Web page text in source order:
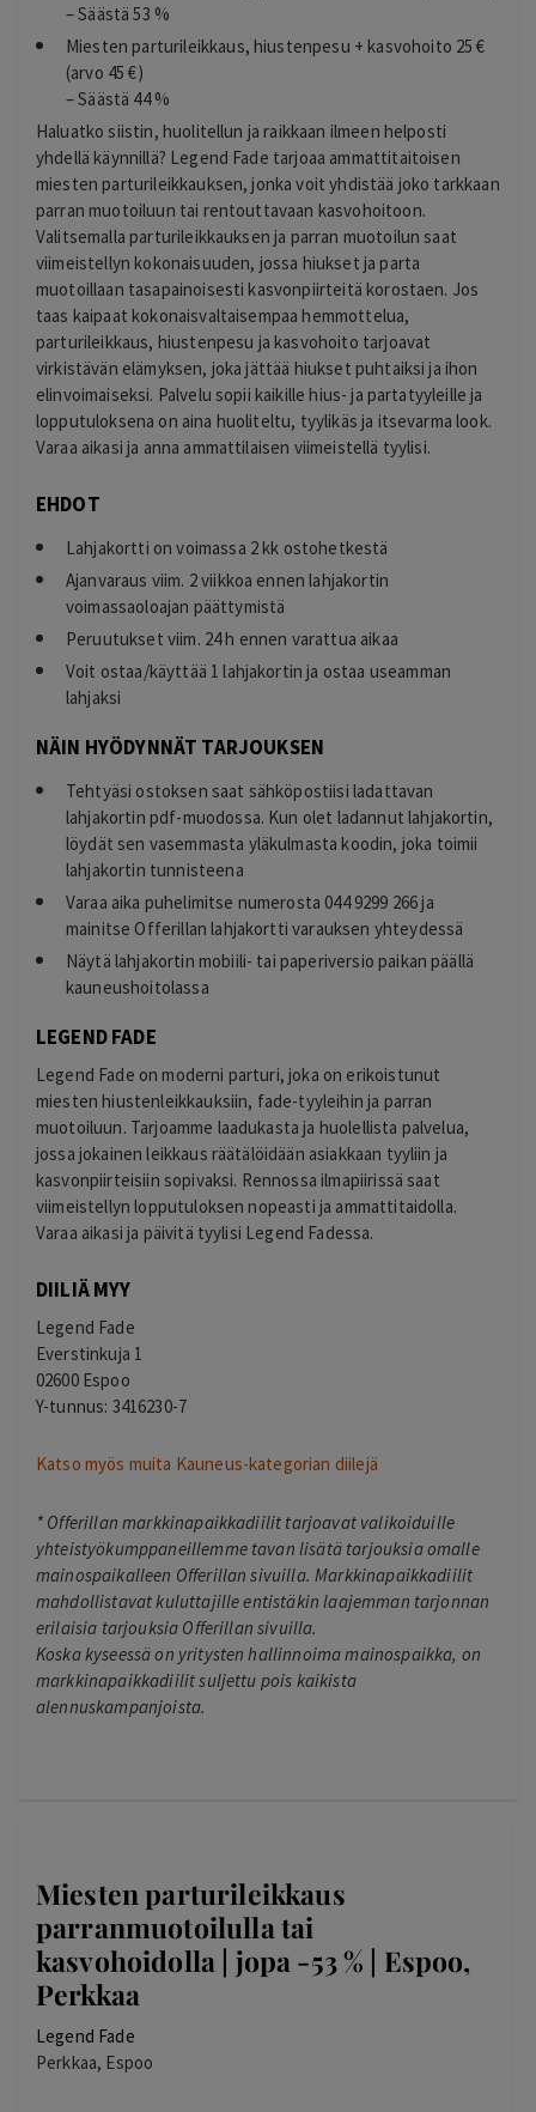
– Säästä 53 %
Miesten parturileikkaus, hiustenpesu + kasvohoito 25 €
(arvo 45 €)
– Säästä 44 %
Haluatko siistin, huolitellun ja raikkaan ilmeen helposti
yhdellä käynnillä? Legend Fade tarjoaa ammattitaitoisen
miesten parturileikkauksen, jonka voit yhdistää joko tarkkaan
parran muotoiluun tai rentouttavaan kasvohoitoon.
Valitsemalla parturileikkauksen ja parran muotoilun saat
viimeistellyn kokonaisuuden, jossa hiukset ja parta
muotoillaan tasapainoisesti kasvonpiirteitä korostaen. Jos
taas kaipaat kokonaisvaltaisempaa hemmottelua,
parturileikkaus, hiustenpesu ja kasvohoito tarjoavat
virkistävän elämyksen, joka jättää hiukset puhtaiksi ja ihon
elinvoimaiseksi. Palvelu sopii kaikille hius- ja partatyyleille ja
lopputuloksena on aina huoliteltu, tyylikäs ja itsevarma look.
Varaa aikasi ja anna ammattilaisen viimeistellä tyylisi.
EHDOT
Lahjakortti on voimassa 2 kk ostohetkestä
Ajanvaraus viim. 2 viikkoa ennen lahjakortin
voimassaoloajan päättymistä
Peruutukset viim. 24 h ennen varattua aikaa
Voit ostaa/käyttää 1 lahjakortin ja ostaa useamman
lahjaksi
NÄIN HYÖDYNNÄT TARJOUKSEN
Tehtyäsi ostoksen saat sähköpostiisi ladattavan
lahjakortin pdf-muodossa. Kun olet ladannut lahjakortin,
löydät sen vasemmasta yläkulmasta koodin, joka toimii
lahjakortin tunnisteena
Varaa aika puhelimitse numerosta 044 9299 266 ja
mainitse Offerillan lahjakortti varauksen yhteydessä
Näytä lahjakortin mobiili- tai paperiversio paikan päällä
kauneushoitolassa
LEGEND FADE
Legend Fade on moderni parturi, joka on erikoistunut
miesten hiustenleikkauksiin, fade-tyyleihin ja parran
muotoiluun. Tarjoamme laadukasta ja huolellista palvelua,
jossa jokainen leikkaus räätälöidään asiakkaan tyyliin ja
kasvonpiirteisiin sopivaksi. Rennossa ilmapiirissä saat
viimeistellyn lopputuloksen nopeasti ja ammattitaidolla.
Varaa aikasi ja päivitä tyylisi Legend Fadessa.
DIILIÄ MYY
Legend Fade
Everstinkuja 1
02600 Espoo
Y-tunnus: 3416230-7
Katso myös muita Kauneus-kategorian diilejä
* Offerillan markkinapaikkadiilit tarjoavat valikoiduille
yhteistyökumppaneillemme tavan lisätä tarjouksia omalle
mainospaikalleen Offerillan sivuilla. Markkinapaikkadiilit
mahdollistavat kuluttajille entistäkin laajemman tarjonnan
erilaisia tarjouksia Offerillan sivuilla.
Koska kyseessä on yritysten hallinnoima mainospaikka, on
markkinapaikkadiilit suljettu pois kaikista
alennuskampanjoista.
Miesten parturileikkaus
parranmuotoilulla tai
kasvohoidolla | jopa -53 % | Espoo,
Perkkaa
Legend Fade
Perkkaa, Espoo